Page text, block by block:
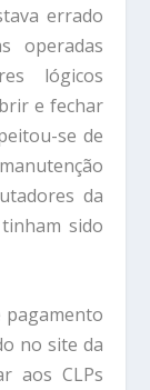
errado
operadas
lógicos
e fechar
se de
da
sido
pagamento
no site da
aos CLPs